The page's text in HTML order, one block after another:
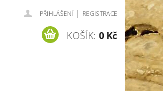
PŘIHLÁŠENÍ | REGISTRACE
KOŠÍK: 0 Kč